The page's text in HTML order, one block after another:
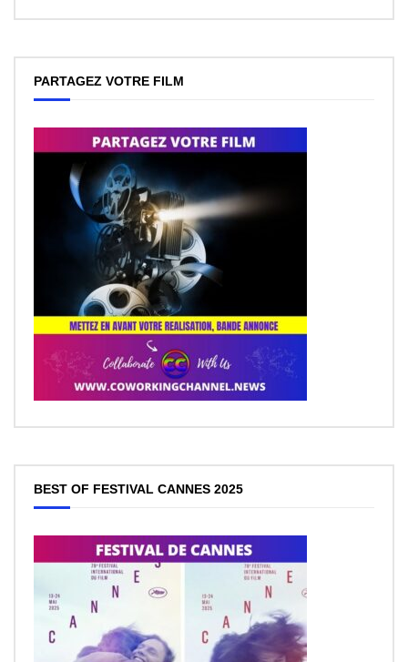
PARTAGEZ VOTRE FILM
BEST OF FESTIVAL CANNES 2025